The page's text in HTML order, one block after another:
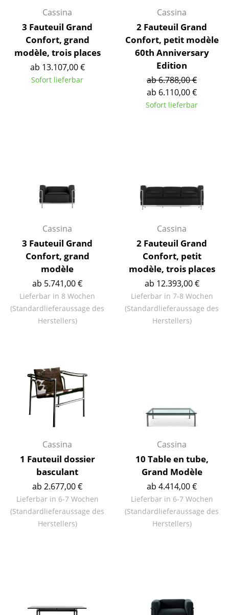
Einzelbetten
Stapelbetten
Kinderbetten
Nachttische & Bettzubehör
Figuren & Miniaturen
Vasen
Tabletts
Büroutensilien
Aufbewahrungsboxen
Decken
Kissen
... alle Accessoires
Räume
Wohnzimmer
Esszimmer
Schlafzimmer
Kinderzimmer
Arbeitszimmer
Balkon & Garten
Cassina
3 Fauteuil Grand
Confort, grand
modèle, trois places
ab 13.107,00 €
Sofort lieferbar
Cassina
2 Fauteuil Grand
Confort, petit modèle
60th Anniversary
Edition
ab 6.788,00 €
ab 6.110,00 €
Sofort lieferbar
Cassina
3 Fauteuil Grand
Confort, grand
modèle
ab 5.741,00 €
Lieferbar in 8 Wochen
(Standardlieferaussage des
Herstellers)
Cassina
2 Fauteuil Grand
Confort, petit
modèle, trois places
ab 12.393,00 €
Lieferbar in 7-8 Wochen
(Standardlieferaussage des
Herstellers)
Cassina
1 Fauteuil dossier
basculant
ab 2.677,00 €
Lieferbar in 6-7 Wochen
(Standardlieferaussage des
Herstellers)
Cassina
10 Table en tube,
Grand Modèle
ab 4.414,00 €
Lieferbar in 6-7 Wochen
(Standardlieferaussage des
Herstellers)